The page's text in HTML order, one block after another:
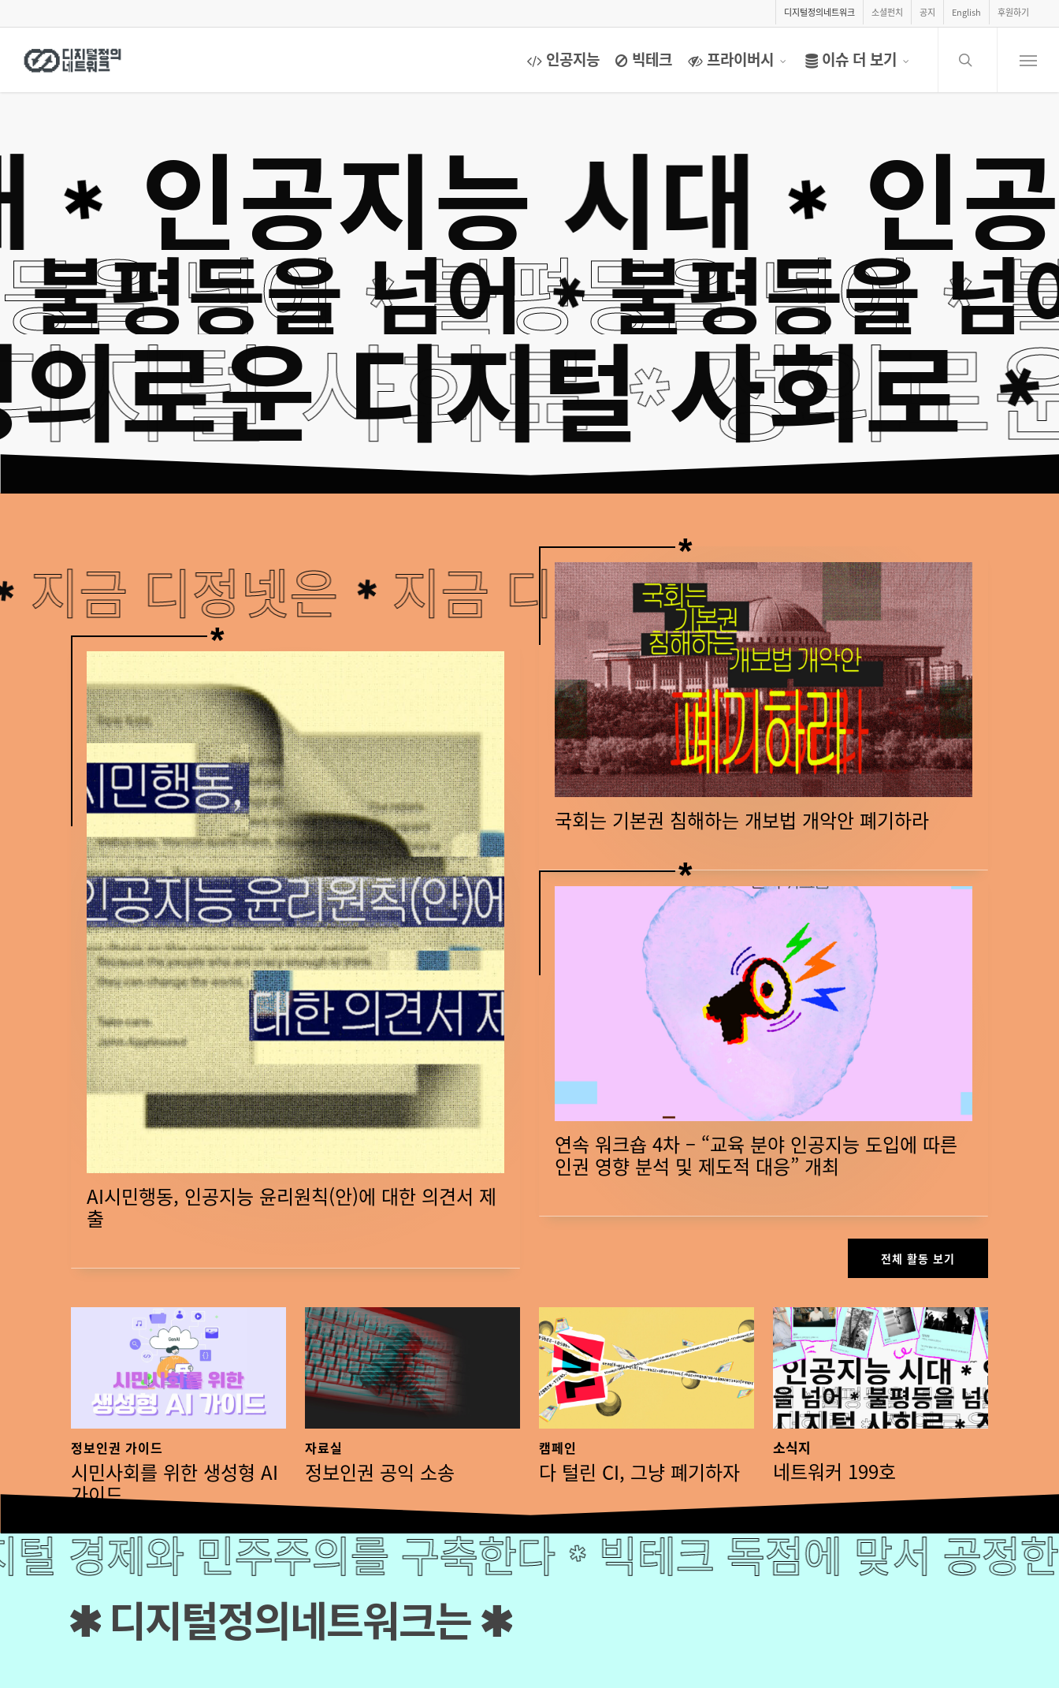
main
디지털정의네트워크 소셜펀치 공지 English 후원하기
인공지능 빅테크 프라이버시 이슈 더 보기
search
Menu
인공지능 시대 ✱ 인공
불평등을 넘어✱불평등을
등을 넘어✱불평등을 넘어✱
정의로운 디지털 사회
지털 사회로✱ 정의
✱ 지금 디정넷은 ✱지금 디정넷은✱
AI
시
민
행
동,
인
공
지
능
윤
리
원
칙
(안)
에
대
한
의
견
출
AI시민행동, 인공지능 윤리원칙(안)에 대한 의견서 제
출
국
회
는
기
본
권
침
해
하
는
개
법
개
국회는 기본권 침해하는 개보법 개악안 폐기하라
육
분
야
공
입
에
따
른
인
권
영
향
석
및
연속 워크숍 4차 – “교육 분야 인공지능 도입에 따른
인권 영향 분석 및 제도적 대응” 개최
전체 활동 보기
정보인권 가이드
시민사회를 위한 생성형 AI
가이드
자료실
정보인권 공익 소송
캠페인
다 털린 CI, 그냥 폐기하자
네
트
워
커
199
호
소식지
네트워커 199호
민주주의를 구축한다✱빅테크 독점에 맞서 공정한 디지
경제와 민주주의를 구축한다 ✱빅테크 독점에 맞서 공정한
✱ 디지털정의네트워크는✱